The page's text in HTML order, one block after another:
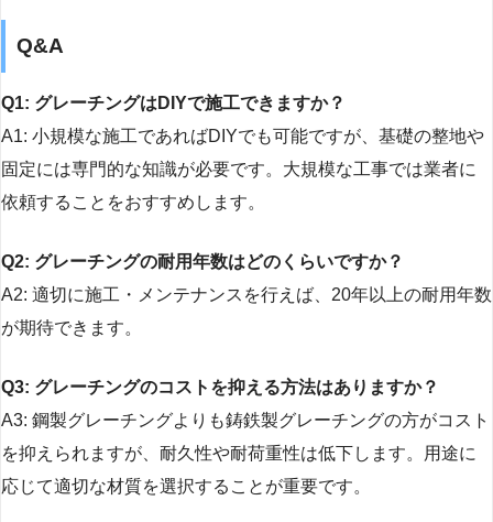
Q&A
Q1: グレーチングはDIYで施工できますか？
A1: 小規模な施工であればDIYでも可能ですが、基礎の整地や
固定には専門的な知識が必要です。大規模な工事では業者に
依頼することをおすすめします。
Q2: グレーチングの耐用年数はどのくらいですか？
A2: 適切に施工・メンテナンスを行えば、20年以上の耐用年数
が期待できます。
Q3: グレーチングのコストを抑える方法はありますか？
A3: 鋼製グレーチングよりも鋳鉄製グレーチングの方がコスト
を抑えられますが、耐久性や耐荷重性は低下します。用途に
応じて適切な材質を選択することが重要です。